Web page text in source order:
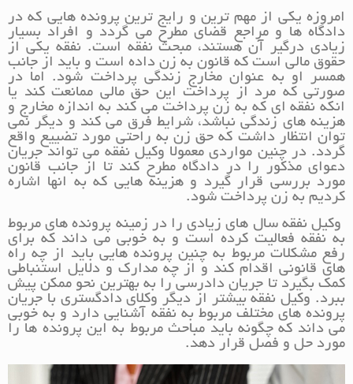
امروزه یکی از مهم ترین و رایج ترین پرونده هایی که در
دادگاه ها و مراجع قضای مطرح می گردد و افراد بسیار
زیادی درگیر آن هستند، مبحث نفقه است. نفقه یکی از
حقوق مالی است که قانون به زن داده است و باید از جانب
همسر او به عنوان مخارج زندگی پرداخت شود. اما در
صورتی که مرد از پرداخت این حق مالی ممانعت کند یا
انکه نفقه ای که به زن پرداخت می کند به اندازه مخارج و
هزینه های زندگی نباشد، شرایط فرق می کند و دیگر نمی
توان انتظار داشت که حق زن به راحتی مورد تضییع واقع
گردد. در چنین مواردی معمولا وکیل نفقه می تواند جریان
دعوای مذکور را در دادگاه مطرح کند تا از جانب قانون
مورد بررسی قرار گیرد و هزینه هایی که به انها اشاره
کردیم به زن پرداخت شود.
وکیل نفقه سال های زیادی را در زمینه پرونده های مربوط
به نفقه فعالیت کرده است و به خوبی می داند که برای
رفع مشکلات مربوط به چنین پرونده هایی باید از چه راه
های قانونی اقدام کند و از چه مدارک و دلایل استنباطی
کمک بگیرد تا جریان دادرسی را به بهترین نحو ممکن پیش
ببرد. وکیل نفقه بیشتر از دیگر وکلای دادگستری با جریان
پرونده های مختلف مربوط به نفقه آشنایی دارد و به خوبی
می داند که چگونه باید مباحث مربوط به این پرونده ها را
مورد حل و فصل قرار دهد.